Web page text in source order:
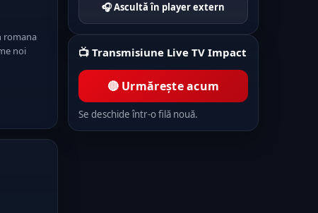
romana
noi
🎧 Ascultă în player extern
📺 Transmisiune Live TV Impact
🔴 Urmărește acum
Se deschide într-o filă nouă.